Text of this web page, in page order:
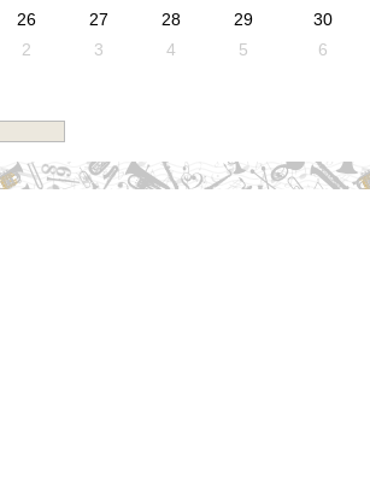
26 27 28 29
30
2 3 4 5 6